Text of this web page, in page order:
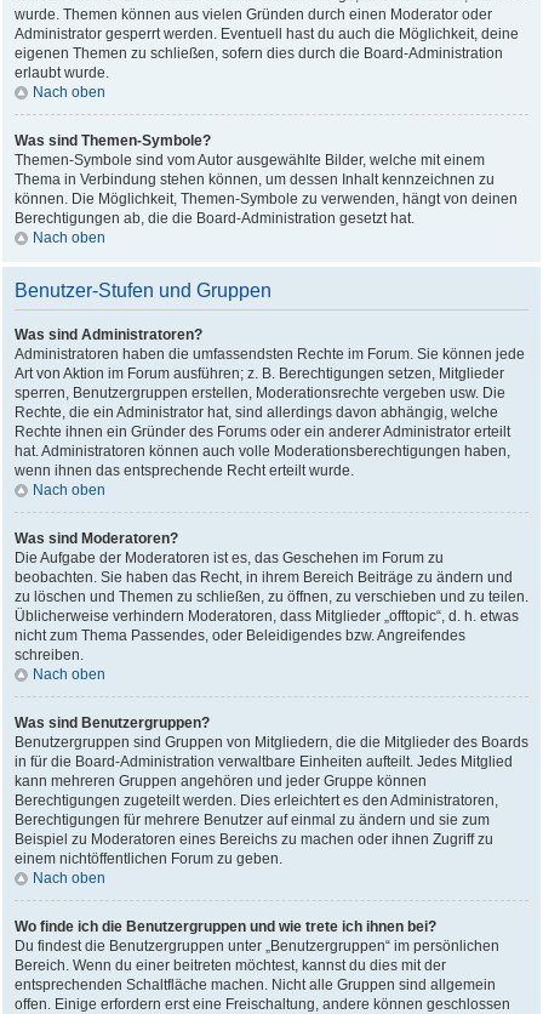
wurde. Themen können aus vielen Gründen durch einen Moderator oder
Administrator gesperrt werden. Eventuell hast du auch die Möglichkeit, deine
eigenen Themen zu schließen, sofern dies durch die Board-Administration
erlaubt wurde.
Nach oben
Was sind Themen-Symbole?
Themen-Symbole sind vom Autor ausgewählte Bilder, welche mit einem
Thema in Verbindung stehen können, um dessen Inhalt kennzeichnen zu
können. Die Möglichkeit, Themen-Symbole zu verwenden, hängt von deinen
Berechtigungen ab, die die Board-Administration gesetzt hat.
Nach oben
Benutzer-Stufen und Gruppen
Was sind Administratoren?
Administratoren haben die umfassendsten Rechte im Forum. Sie können jede
Art von Aktion im Forum ausführen; z. B. Berechtigungen setzen, Mitglieder
sperren, Benutzergruppen erstellen, Moderationsrechte vergeben usw. Die
Rechte, die ein Administrator hat, sind allerdings davon abhängig, welche
Rechte ihnen ein Gründer des Forums oder ein anderer Administrator erteilt
hat. Administratoren können auch volle Moderationsberechtigungen haben,
wenn ihnen das entsprechende Recht erteilt wurde.
Nach oben
Was sind Moderatoren?
Die Aufgabe der Moderatoren ist es, das Geschehen im Forum zu
beobachten. Sie haben das Recht, in ihrem Bereich Beiträge zu ändern und
zu löschen und Themen zu schließen, zu öffnen, zu verschieben und zu teilen.
Üblicherweise verhindern Moderatoren, dass Mitglieder „offtopic“, d. h. etwas
nicht zum Thema Passendes, oder Beleidigendes bzw. Angreifendes
schreiben.
Nach oben
Was sind Benutzergruppen?
Benutzergruppen sind Gruppen von Mitgliedern, die die Mitglieder des Boards
in für die Board-Administration verwaltbare Einheiten aufteilt. Jedes Mitglied
kann mehreren Gruppen angehören und jeder Gruppe können
Berechtigungen zugeteilt werden. Dies erleichtert es den Administratoren,
Berechtigungen für mehrere Benutzer auf einmal zu ändern und sie zum
Beispiel zu Moderatoren eines Bereichs zu machen oder ihnen Zugriff zu
einem nichtöffentlichen Forum zu geben.
Nach oben
Wo finde ich die Benutzergruppen und wie trete ich ihnen bei?
Du findest die Benutzergruppen unter „Benutzergruppen“ im persönlichen
Bereich. Wenn du einer beitreten möchtest, kannst du dies mit der
entsprechenden Schaltfläche machen. Nicht alle Gruppen sind allgemein
offen. Einige erfordern erst eine Freischaltung, andere können geschlossen